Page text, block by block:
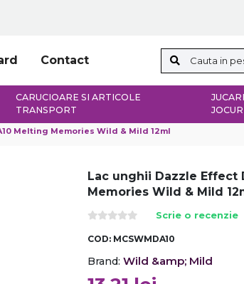
Contact
CARUCIOARE SI ARTICOLE
TRANSPORT
Melting Memories Wild & Mild 12ml
Lac unghii Dazzle Effect
Memories Wild & Mild
Scrie o recenzie
COD: MCSWMDA10
Brand: Wild &amp; Mild